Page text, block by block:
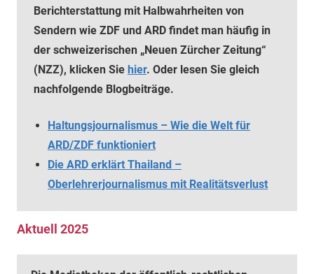
Berichterstattung mit Halbwahrheiten von
Sendern wie ZDF und ARD findet man häufig in
der schweizerischen „Neuen Zürcher Zeitung“
(NZZ), klicken Sie hier. Oder lesen Sie gleich
nachfolgende Blogbeiträge.
Haltungsjournalismus – Wie die Welt für
ARD/ZDF funktioniert
Die ARD erklärt Thailand –
Oberlehrerjournalismus mit Realitätsverlust
Aktuell 2025